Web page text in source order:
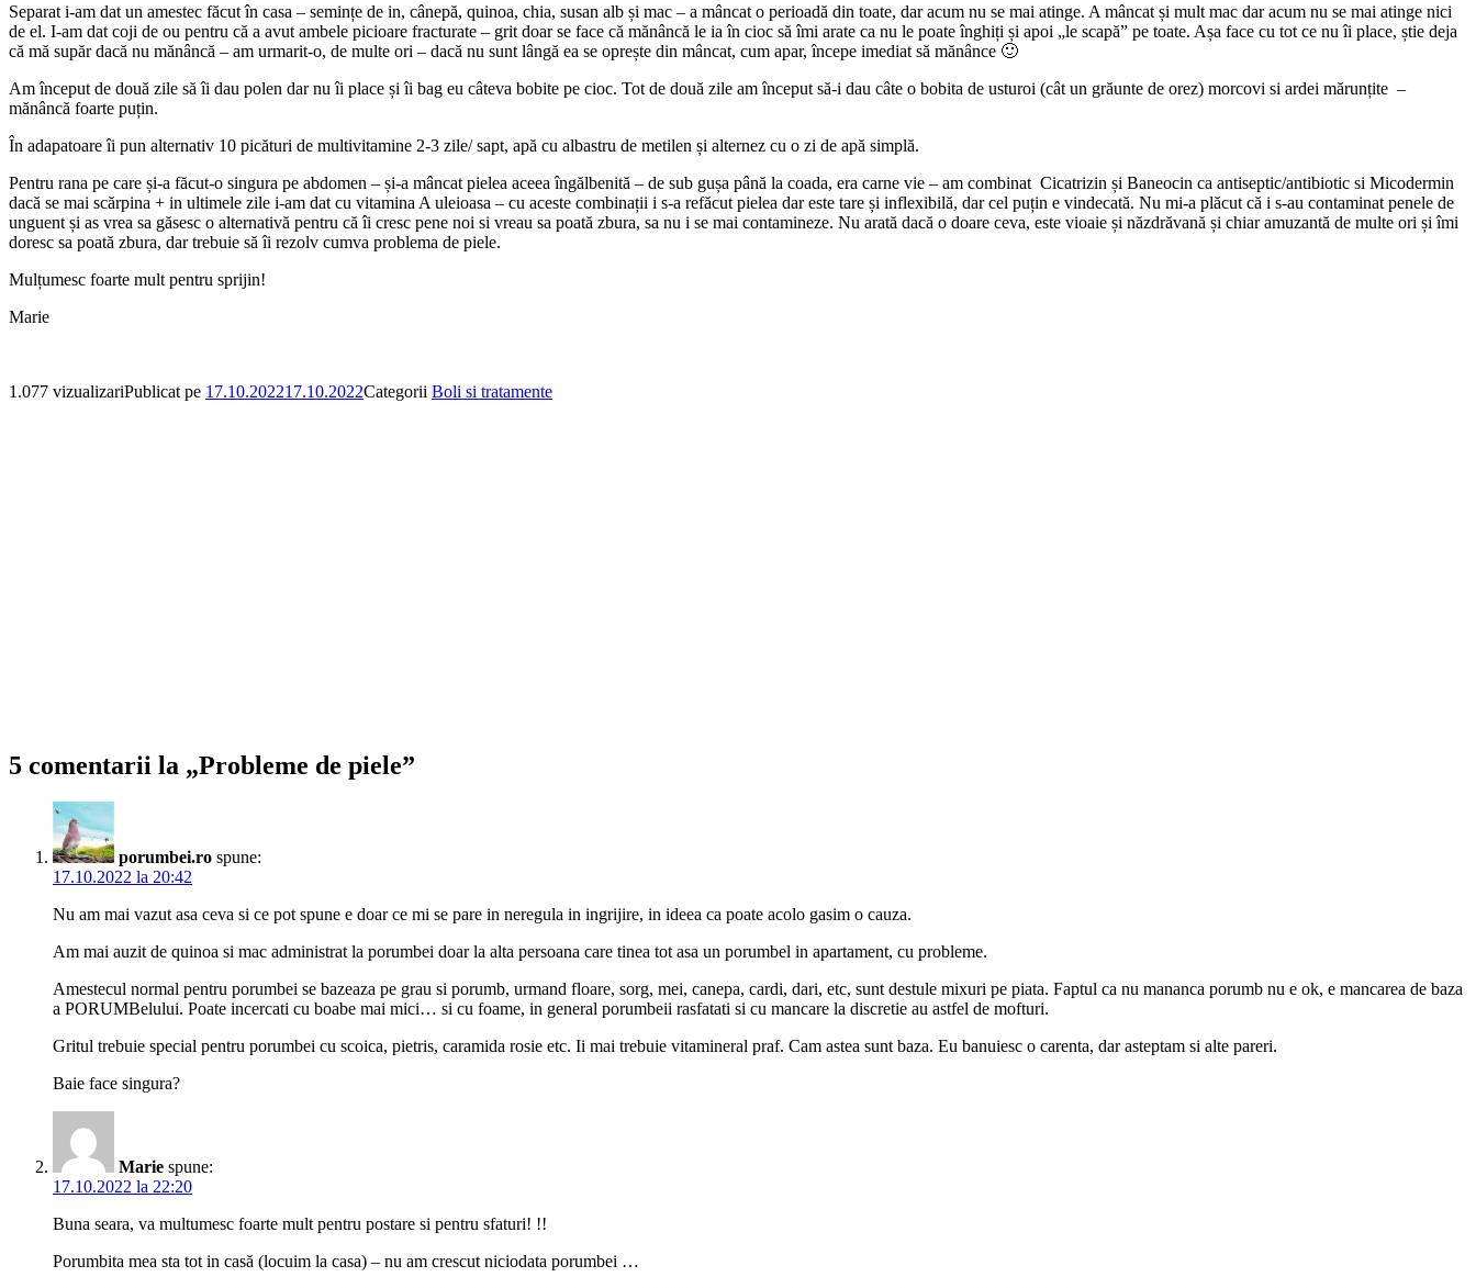
Separat i-am dat un amestec făcut în casa – semințe de in, cânepă, quinoa, chia, susan alb și mac – a mâncat o perioadă din toate, dar acum nu se mai atinge. A mâncat și mult mac dar acum nu se mai atinge nici
de el. I-am dat coji de ou pentru că a avut ambele picioare fracturate – grit doar se face că mănâncă le ia în cioc să îmi arate ca nu le poate înghiți și apoi „le scapă” pe toate. Așa face cu tot ce nu îi place, știe deja
că mă supăr dacă nu mănâncă – am urmarit-o, de multe ori – dacă nu sunt lângă ea se oprește din mâncat, cum apar, începe imediat să mănânce 🙂
Am început de două zile să îi dau polen dar nu îi place și îi bag eu câteva bobite pe cioc. Tot de două zile am început să-i dau câte o bobita de usturoi (cât un grăunte de orez) morcovi si ardei mărunțite –
mănâncă foarte puțin.
În adapatoare îi pun alternativ 10 picături de multivitamine 2-3 zile/ sapt, apă cu albastru de metilen și alternez cu o zi de apă simplă.
Pentru rana pe care și-a făcut-o singura pe abdomen – și-a mâncat pielea aceea îngălbenită – de sub gușa până la coada, era carne vie – am combinat Cicatrizin și Baneocin ca antiseptic/antibiotic si Micodermin
dacă se mai scărpina + in ultimele zile i-am dat cu vitamina A uleioasa – cu aceste combinații i s-a refăcut pielea dar este tare și inflexibilă, dar cel puțin e vindecată. Nu mi-a plăcut că i s-au contaminat penele de
unguent și as vrea sa găsesc o alternativă pentru că îi cresc pene noi si vreau sa poată zbura, sa nu i se mai contamineze. Nu arată dacă o doare ceva, este vioaie și năzdrăvană și chiar amuzantă de multe ori și îmi
doresc sa poată zbura, dar trebuie să îi rezolv cumva problema de piele.
Mulțumesc foarte mult pentru sprijin!
Marie
1.077 vizualizariPublicat pe 17.10.202217.10.2022Categorii Boli si tratamente
5 comentarii la „Probleme de piele”
porumbei.ro spune:
17.10.2022 la 20:42
Nu am mai vazut asa ceva si ce pot spune e doar ce mi se pare in neregula in ingrijire, in ideea ca poate acolo gasim o cauza.
Am mai auzit de quinoa si mac administrat la porumbei doar la alta persoana care tinea tot asa un porumbel in apartament, cu probleme.
Amestecul normal pentru porumbei se bazeaza pe grau si porumb, urmand floare, sorg, mei, canepa, cardi, dari, etc, sunt destule mixuri pe piata. Faptul ca nu mananca porumb nu e ok, e mancarea de baza
a PORUMBelului. Poate incercati cu boabe mai mici… si cu foame, in general porumbeii rasfatati si cu mancare la discretie au astfel de mofturi.
Gritul trebuie special pentru porumbei cu scoica, pietris, caramida rosie etc. Ii mai trebuie vitamineral praf. Cam astea sunt baza. Eu banuiesc o carenta, dar asteptam si alte pareri.
Baie face singura?
Marie spune:
17.10.2022 la 22:20
Buna seara, va multumesc foarte mult pentru postare si pentru sfaturi! !!
Porumbita mea sta tot in casă (locuim la casa) – nu am crescut niciodata porumbei …